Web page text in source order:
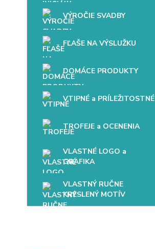
VÝROČIE SVADBY
FĽAŠE NA VÝSLUŽKU
DOMÁCE PRODUKTY
VTIPNÉ a PRÍLEŽITOSTNÉ
TROFEJE a OCENENIA
VLASTNÉ LOGO a
GRAFIKA
VLASTNÝ RUČNE
KRESLENÝ MOTÍV